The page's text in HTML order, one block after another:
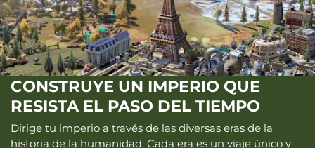
CONSTRUYE UN IMPERIO QUE
RESISTA EL PASO DEL TIEMPO
Dirige tu imperio a través de las diversas eras de la
historia de la humanidad. Cada era es un viaje único y